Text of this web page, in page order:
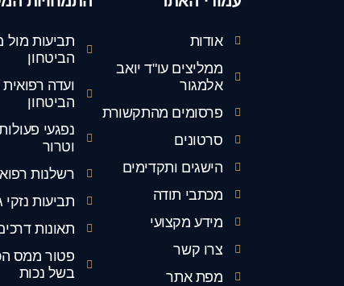
תביעות
הביטחון
ועדה
הביטחון
נפגעי
וטרור
רשלנות
תביעות נזקי
תאונות
פטור ממס
בשל נכות
אודות
ממליצים עו"ד יואב
אלמגור
פרסומים מהתקשורת
סרטונים
הישגים ותקדימים
מכתבי תודה
מידע מקצועי
צרו קשר
מפת אתר